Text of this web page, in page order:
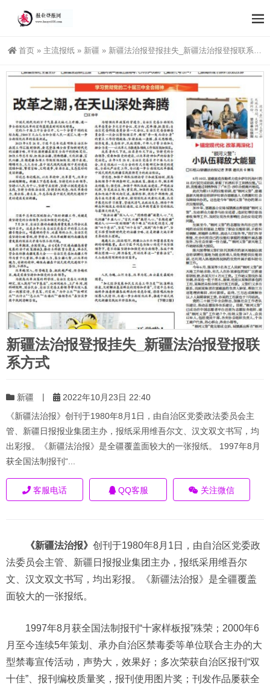
首页 » 主流报纸 » 新疆 » 新疆法治报登报挂失_新疆法治报登报联系方式
新疆法治报登报挂失_新疆法治报登报联
系方式
新疆 |
2022年10月23日 22:40
《新疆法治报》创刊于1980年8月1日，由自治区党委政法委员会主
管、新疆日报报业集团主办，报纸采用维吾尔文、汉文双文书写，均
出彩报。《新疆法治报》是全疆覆盖面较大的一张报纸。 1997年8月
获全国法制报刊“...
客服电话 QQ客服 关注微信
《新疆法治报》 创刊于1980年8月1日，由自治区党委政
法委员会主管、新疆日报报业集团主办，报纸采用维吾尔
文、汉文双文书写，均出彩报。《新疆法治报》是全疆覆盖
面较大的一张报纸。
1997年8月获全国法制报刊“十家样板报”殊荣；2000年6
月至今连续5年策划、承办自治区禁毒委等单位联合主办的大
型禁毒宣传活动，声势大，效果好；多次荣获自治区报刊“双
十佳”、报刊编校质量奖，报刊使用图片奖；刊发作品屡获全